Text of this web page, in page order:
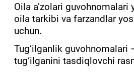
Oila a’zolari
oila tarkibi va farzandlar
uchun.
Tug‘ilganlik guvohnomalari
tug‘ilganini tasdiqlovchi